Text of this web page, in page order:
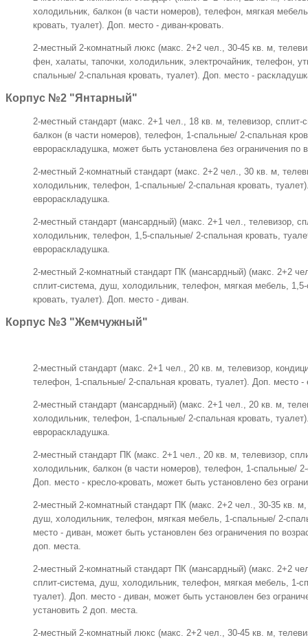
холодильник, балкон (в части номеров), телефон, мягкая
кровать, туалет). Доп. место - диван-кровать.
2-местный 2-комнатный люкс (макс. 2+2 чел., 30-45 кв. м,
фен, халаты, тапочки, холодильник, электрочайник, телефон,
спальные/ 2-спальная кровать, туалет). Доп. место -
Корпус №2 "Янтарный"
2-местный стандарт (макс. 2+1 чел., 18 кв. м, телевизор,
балкон (в части номеров), телефон, 1-спальные/ 2-спальная
еврораскладушка, может быть установлена без ограничения по
2-местный 2-комнатный стандарт (макс. 2+2 чел., 30 кв. м,
холодильник, телефон, 1-спальные/ 2-спальная кровать,
еврораскладушка.
2-местный стандарт (мансардный) (макс. 2+1 чел., телевизор,
холодильник, телефон, 1,5-спальные/ 2-спальная кровать,
еврораскладушка.
2-местный 2-комнатный стандарт ПК (мансардный) (макс. 2+2
сплит-система, душ, холодильник, телефон, мягкая мебель,
кровать, туалет). Доп. место - диван.
Корпус №3 "Жемчужный"
2-местный стандарт (макс. 2+1 чел., 20 кв. м, телевизор,
телефон, 1-спальные/ 2-спальная кровать, туалет). Доп. место -
2-местный стандарт (мансардный) (макс. 2+1 чел., 20 кв. м,
холодильник, телефон, 1-спальные/ 2-спальная кровать,
еврораскладушка.
2-местный стандарт ПК (макс. 2+1 чел., 20 кв. м, телевизор,
холодильник, балкон (в части номеров), телефон, 1-спальные/
Доп. место - кресло-кровать, может быть установлено без
2-местный 2-комнатный стандарт ПК (макс. 2+2 чел., 30-35 кв.
душ, холодильник, телефон, мягкая мебель, 1-спальные/ 2-
место - диван, может быть установлен без ограничения по
доп. места.
2-местный 2-комнатный стандарт ПК (мансардный) (макс. 2+2
сплит-система, душ, холодильник, телефон, мягкая мебель, 1-
туалет). Доп. место - диван, может быть установлен без
установить 2 доп. места.
2-местный 2-комнатный люкс (макс. 2+2 чел., 30-45 кв. м,